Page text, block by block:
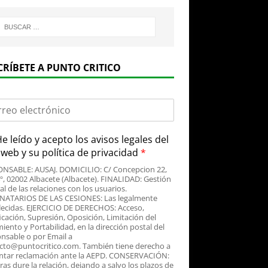
A PUNTO CRITICO
leído y acepto los avisos legales del
y su política de privacidad *
AUSAJ. DOMICILIO: C/ Concepcion 22,
02002 Albacete (Albacete). FINALIDAD: Gestión
de las relaciones con los usuarios.
DE LAS CESIONES: Las legalmente
EJERCICIO DE DERECHOS: Acceso,
Supresión, Oposición, Limitación del
y Portabilidad, en la dirección postal del
o por Email a
También tiene derecho a
reclamación ante la AEPD. CONSERVACIÓN:
dure la relación, dejando a salvo los plazos de